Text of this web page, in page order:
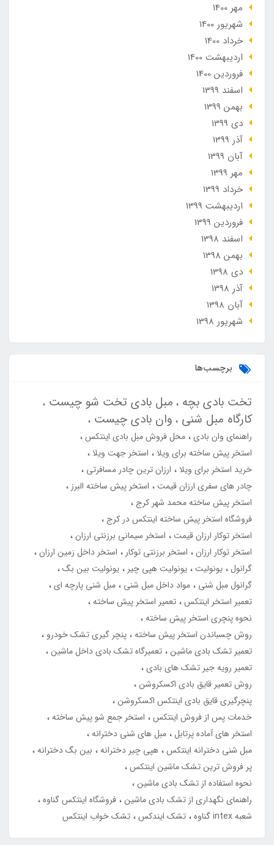
مهر 1400
شهریور 1400
خرداد 1400
ارديبهشت 1400
فروردین 1400
اسفند 1399
بهمن 1399
دی 1399
آذر 1399
آبان 1399
مهر 1399
خرداد 1399
ارديبهشت 1399
فروردین 1399
اسفند 1398
بهمن 1398
دی 1398
آذر 1398
آبان 1398
شهریور 1398
برچسب‌ها
تخت بادی بچه مبل بادی تخت شو چیست
کارگاه مبل شنی وان بادی چیست
راهنمای وان بادی محل فروش مبل بادی اینتکس
استخر پیش ساخته برای ویلا
استخر جهت ویلا
خرید استخر برای ویلا
ارزان ترین چادر مسافرتی
چادر های سفری ارزان قیمت
استخر پیش ساخته البرز
استخر پیش ساخته محمد شهر کرج
فروشگاه استخر پیش ساخته اینتکس در کرج
استخر توکار ارزان قیمت
استخر سیمانی برزنتی ارزان
استخر توکار ارزان
استخر برزنتی توکار
استخر داخل زمین ارزان
گرانول یونولیت یونولیت هپی چیر
یونولیت بین بگ
گرانول مبل شنی
مواد داخل مبل شنی
مبل شنی پارچه ای
تعمیر استخر اینتکس تعمیر استخر پیش ساخته
نحوه پنچری استخر پیش ساخته
روش چسباندن استخر پیش ساخته پنچر گیری تشک خودرو
تعمیر تشک بادی ماشین تعمیرگاه تشک بادی داخل ماشین
تعمیر رویه جیر تشک های بادی
روش تعمیر قایق بادی اکسکروشن
پنچرگیری قایق بادی اینتکس اکسکروشن
خدمات پس از فروش اینتکس
استخر جمع شو پیش ساخته
استخر های آماده پرتابل مبل های شنی دخترانه
مبل شنی دخترانه اینتکس هپی چیر دخترانه
بین بگ دخترانه
پر فروش ترین تشک ماشین اینتکس
نحوه استفاده از تشک بادی ماشین
راهنمای نگهداری از تشک بادی ماشین فروشگاه اینتکس گناوه
شعبه intex گناوه
تشک ایندکس تشک خواب اینتکس